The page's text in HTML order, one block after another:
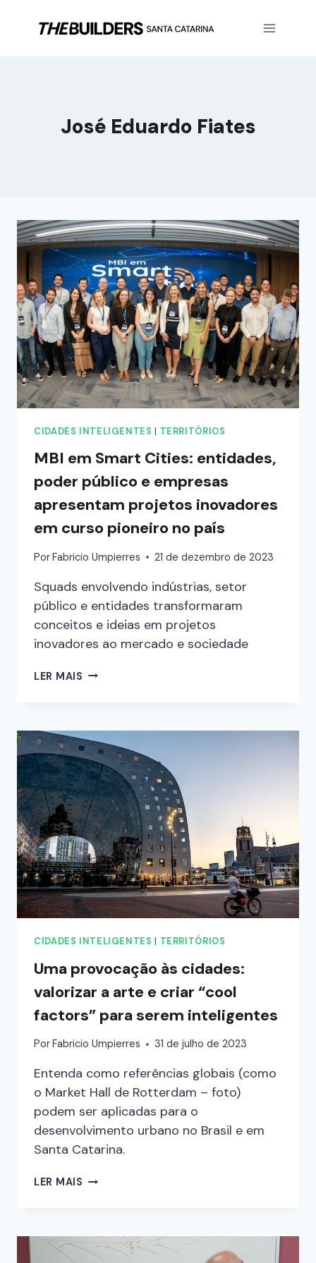
José Eduardo Fiates
CIDADES INTELIGENTES TERRITÓRIOS
MBI em Smart Cities: entidades,
poder público e empresas
apresentam projetos inovadores
em curso pioneiro no país
PorFabricio Umpierres 21 de dezembro de 2023
Squads envolvendo indústrias, setor
público e entidades transformaram
conceitos e ideias em projetos
inovadores ao mercado e sociedade
LER MAIS
CIDADES INTELIGENTES TERRITÓRIOS
Uma provocação às cidades:
valorizar a arte e criar “cool
factors” para serem inteligentes
Por Fabricio Umpierres 31 de julho de 2023
Entenda como referências globais (como
o Market Hall de Rotterdam – foto)
podem ser aplicadas para o
desenvolvimento urbano no Brasil e em
Santa Catarina.
LER MAIS